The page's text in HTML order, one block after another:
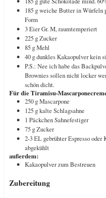
185 gweiche Butter in Würfeln
Form
3EierGr. M, raumtemperiert
225 gZucker
85 gMehl
40 gdunkles Kakaopulverkein
P.S.: Nee ich habe das
Brownies sollen nicht locker
schön dicht.
Für die Tiramisu-
250 gMascarpone
125 gkalte Schlagsahne
1 Päckchen Sahnefestiger
75 gZucker
2-3EL gebrühter Espresso oder
abgekühlt
außerdem:
Kakaopulver zum Bestreuen
Zubereitung